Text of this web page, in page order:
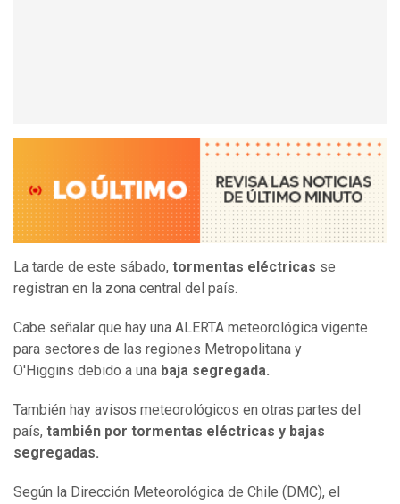
La tarde de este sábado, tormentas eléctricas se
registran en la zona central del país.
Cabe señalar que hay una ALERTA meteorológica vigente
para sectores de las regiones Metropolitana y
O'Higgins debido a una baja segregada.
También hay avisos meteorológicos en otras partes del
país, también por tormentas eléctricas y bajas
segregadas.
Según la Dirección Meteorológica de Chile (DMC), el